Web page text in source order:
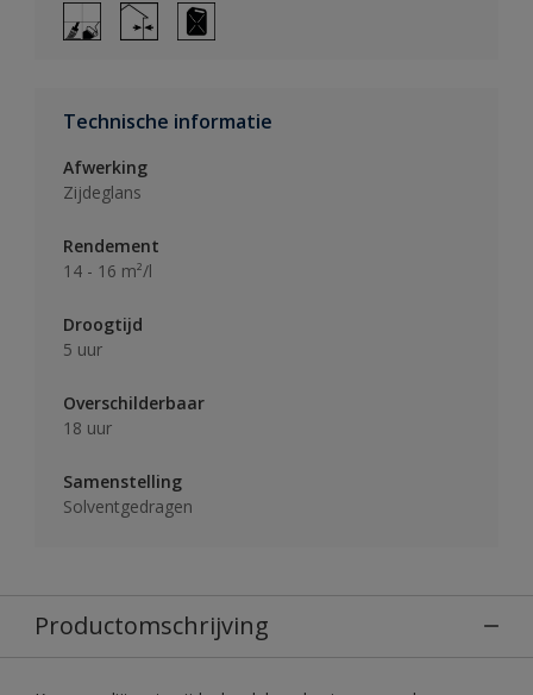
Technische informatie
Afwerking
Zijdeglans
Rendement
14 - 16 m²/l
Droogtijd
5 uur
Overschilderbaar
18 uur
Samenstelling
Solventgedragen
Productomschrijving